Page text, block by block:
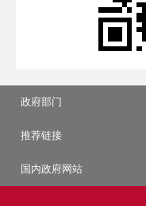
政府部门
推荐链接
国内政府网站